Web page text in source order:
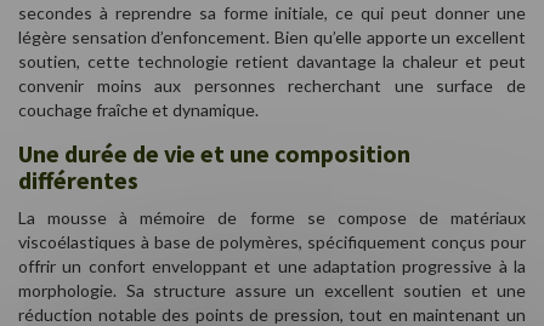
secondes à reprendre sa forme initiale, ce qui peut donner une
légère sensation d’enfoncement. Bien qu’elle apporte un excellent
soutien, cette technologie retient davantage la chaleur et peut
convenir moins aux personnes recherchant une surface de
couchage fraîche et dynamique.
Une durée de vie et une composition
différentes
La mousse à mémoire de forme se compose de matériaux
viscoélastiques à base de polymères, spécifiquement conçus pour
offrir un confort enveloppant et une adaptation progressive à la
morphologie. Sa structure assure un excellent soutien et une
réduction notable des points de pression, tout en maintenant un